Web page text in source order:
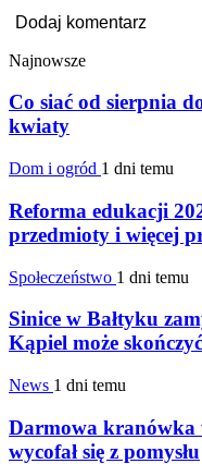
Najnowsze
Co siać od sierpnia
kwiaty
Dom i ogród 1 dni temu
Reforma edukacji
przedmioty i więcej
Społeczeństwo 1 dni temu
Sinice w Bałtyku
Kąpiel może
News 1 dni temu
Darmowa kranówka
wycofał się z pomysłu